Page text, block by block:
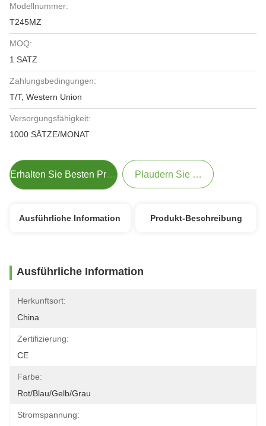
Modellnummer:
T245MZ
MOQ:
1 SATZ
Zahlungsbedingungen:
T/T, Western Union
Versorgungsfähigkeit:
1000 SÄTZE/MONAT
Erhalten Sie Besten Preis Plaudern Sie Jetzt
Ausführliche Information Produkt-Beschreibung
Ausführliche Information
Herkunftsort:
China
Zertifizierung:
CE
Farbe:
Rot/blau/gelb/grau
Stromspannung: